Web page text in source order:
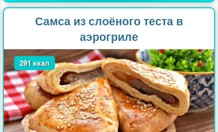
Самса из слоёного теста в
аэрогриле
291 ккал